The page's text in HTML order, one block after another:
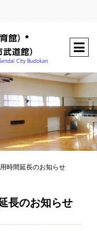
時間延長のお知らせ
長のお知らせ